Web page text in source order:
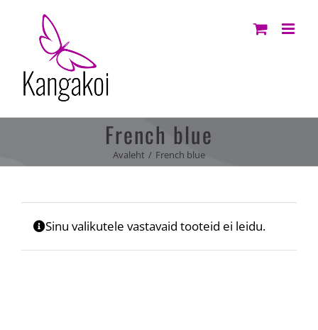
content
French blue
Avaleht French blue
Sinu valikutele vastavaid tooteid ei leidu.